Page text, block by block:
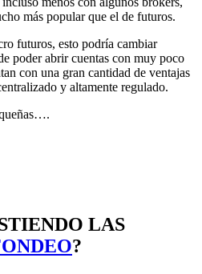
más popular que el de futuros.
futuros, esto podría cambiar
poder abrir cuentas con muy poco
con una gran cantidad de ventajas
y altamente regulado.
LAS
?